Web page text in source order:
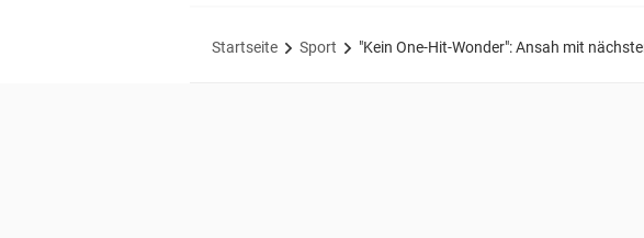
Startseite Sport "Kein One-Hit-Wonder": Ansah mit